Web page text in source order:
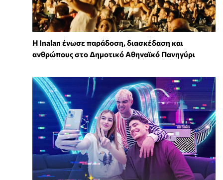
Η Inalan ένωσε παράδοση, διασκέδαση και
ανθρώπους στο Δημοτικό Αθηναϊκό Πανηγύρι